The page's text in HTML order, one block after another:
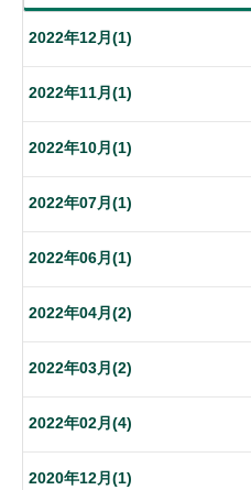
2022年12月(1)
2022年11月(1)
2022年10月(1)
2022年07月(1)
2022年06月(1)
2022年04月(2)
2022年03月(2)
2022年02月(4)
2020年12月(1)